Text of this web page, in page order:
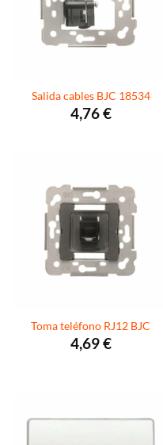
Salida cables BJC 18534
4,76€
Toma teléfono RJ12 BJC
4,69€